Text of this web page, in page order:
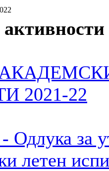
2021-22
Одлука за
летен